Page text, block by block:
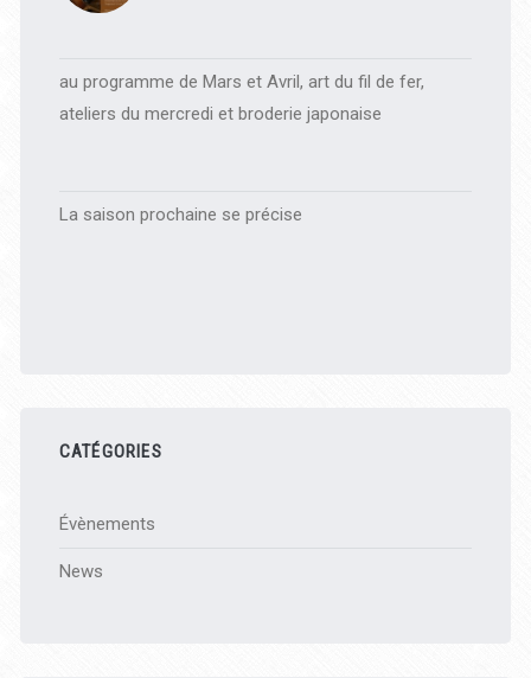
au programme de Mars et Avril, art du fil de fer,
ateliers du mercredi et broderie japonaise
La saison prochaine se précise
CATÉGORIES
Évènements
News